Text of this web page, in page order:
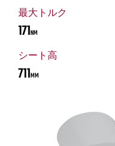
最大トルク
171NM
シート高
711MM